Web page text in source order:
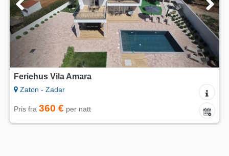
Feriehus Vila Amara
Zaton - Zadar
Pris fra 360 € per natt